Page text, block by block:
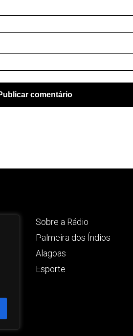
Sobre a Rádio
Palmeira dos Índios
Alagoas
Esporte